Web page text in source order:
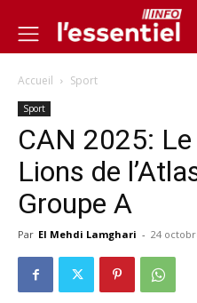
Accueil Sport
Sport
CAN 2025:
Lions de
Groupe A
Par El Mehdi Lamghari - 24